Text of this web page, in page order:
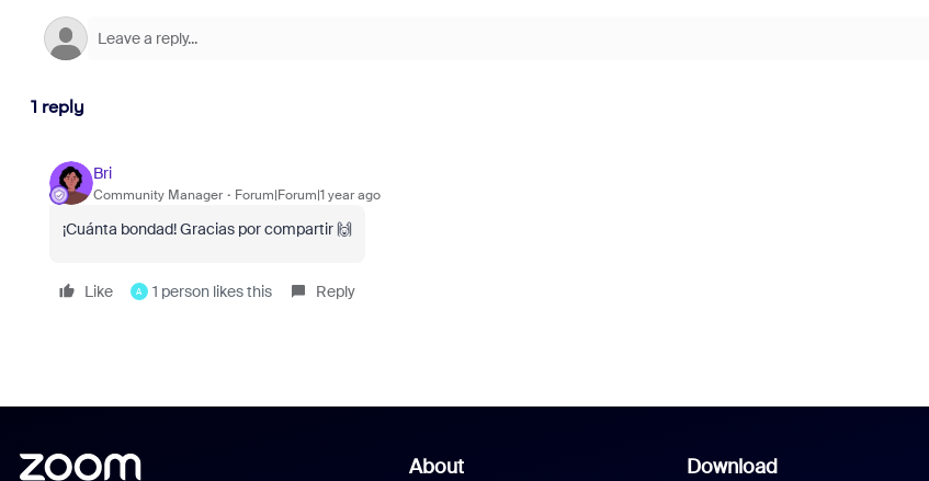
1 reply
Bri
Community Manager Forum|Forum|1 year ago
¡Cuánta bondad! Gracias por compartir 🙌
Like A 1 person likes this Reply
About Download